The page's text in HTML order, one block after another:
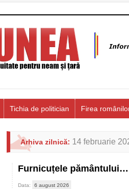
Tichia de politician Firea
Arhiva zilnică: 14 februarie
Furnicuțele pământului…
Data: 6 august 2026